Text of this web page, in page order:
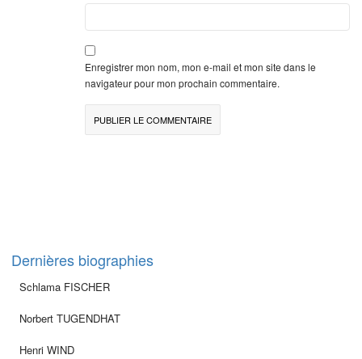
Enregistrer mon nom, mon e-mail et mon site dans le
navigateur pour mon prochain commentaire.
Dernières biographies
Schlama FISCHER
Norbert TUGENDHAT
Henri WIND